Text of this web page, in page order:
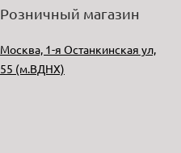
Розничный магазин
Москва, 1-я Останкинская ул,
55 (м.ВДНХ)